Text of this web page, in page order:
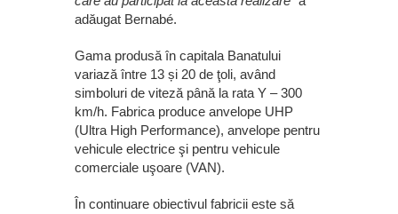
adăugat Bernabé.
Gama produsă în capitala Banatului
variază între 13 și 20 de ţoli, având
simboluri de viteză până la rata Y – 300
km/h. Fabrica produce anvelope UHP
(Ultra High Performance), anvelope pentru
vehicule electrice şi pentru vehicule
comerciale uşoare (VAN).
În continuare obiectivul fabricii este să